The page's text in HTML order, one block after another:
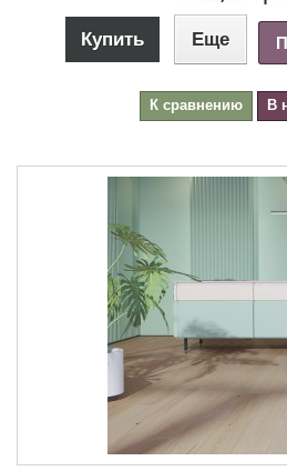
Купить Еще
К сравнению В